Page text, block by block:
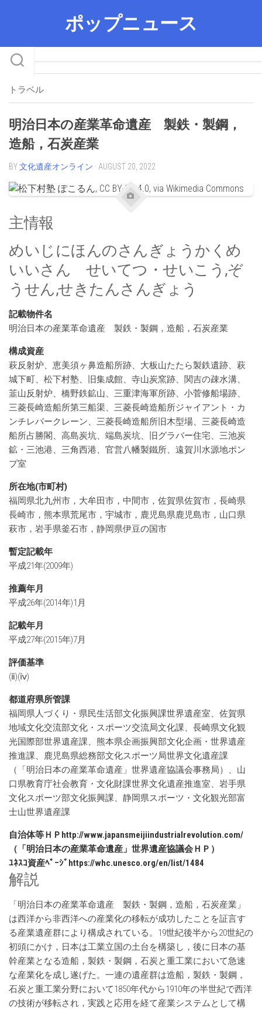
ポップニュース
トラベル
明治日本の産業革命遺産 製鉄・製鋼，
造船，石炭産業
BY文化遺産オンライン · AUGUST 20, 2022
主情報
めいじにほんのさんぎょうかくめ
いいさん せいてつ・せいこう,ぞ
うせん,せきたんさんぎょう
記載物件名
明治日本の産業革命遺産 製鉄・製鋼，造船，石炭産業
構成資産
萩反射炉、恵美須ヶ鼻造船所跡、大板山たたら製鉄遺跡、萩
城下町、松下村塾、旧集成館、寺山炭窯跡、関吉の疎水溝、
韮山反射炉、橋野鉄鉱山、三重津海軍所跡、小菅修船場跡、
三菱長崎造船所第三船渠、三菱長崎造船所ジャイアント・カ
ンチレバークレーン、三菱長崎造船所旧木型場、三菱長崎造
船所占勝閣、高島炭坑、端島炭坑、旧グラバー住宅、三池炭
鉱・三池港、三角西港、官営八幡製鐵所、遠賀川水源地ポン
プ室
所在地(市町村)
福岡県北九州市，大牟田市，中間市，佐賀県佐賀市，長崎県
長崎市，熊本県荒尾市，宇城市，鹿児島県鹿児島市，山口県
萩市，岩手県釜石市，静岡県伊豆の国市
暫定記載年
平成21年(2009年)
推薦年月
平成26年(2014年)1月
記載年月
平成27年(2015年)7月
評価基準
(ⅱ)(ⅳ)
都道府県所管課
福岡県人づくり・県民生活部文化振興課世界遺産室、佐賀県
地域文化交流部文化・スポーツ交流局文化課、長崎県文化観
光国際部世界遺産課、熊本県企画振興部文化企画・世界遺産
推進課、鹿児島県総務部文化スポーツ局世界文化遺産課
（「明治日本の産業革命遺産」世界遺産協議会事務局）、山
口県教育庁社会教育・文化財課世界文化遺産推進室、岩手県
文化スポーツ部文化振興課、静岡県スポーツ・文化観光部富
士山世界遺産課
自治体等ＨＰhttp://www.japansmeijiindustrialrevolution.com/
（「明治日本の産業革命遺産」世界遺産協議会ＨＰ）
ﾕﾈｽｺ資産ﾍﾟｰｼﾞhttps://whc.unesco.org/en/list/1484
解説
「明治日本の産業革命遺産 製鉄・製鋼，造船，石炭産業」
は西洋から非西洋への産業化の移転が成功したことを証言す
る産業遺産群により構成されている。19世紀後半から20世紀の
初頭にかけ，日本は工業立国の土台を構築し，後に日本の基
幹産業となる造船，製鉄・製鋼，石炭と重工業において急速
な産業化を成し遂げた。一連の遺産群は造船，製鉄・製鋼，
石炭と重工業分野において1850年代から1910年の半世紀で西洋
の技術が移転され，実践と応用を経て産業システムとして構